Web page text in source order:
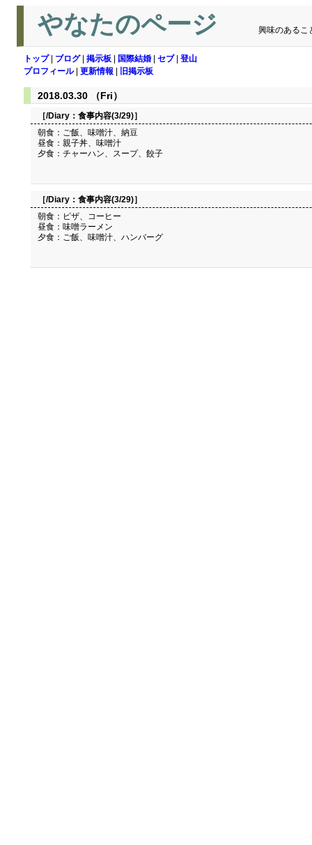
やなたのページ 興味のあるこ
トップ| ブログ| 掲示板 国際結婚 セブ| 登山
プロフィール| 更新情報 旧掲示板
2018.03.30 （Fri）
［/Diary： 食事内容(3/29)］
朝食：ご飯、味噌汁、納豆
昼食：親子丼、味噌汁
夕食：チャーハン、スープ、餃子
［/Diary： 食事内容(3/29)］
朝食：ピザ、コーヒー
昼食：味噌ラーメン
夕食：ご飯、味噌汁、ハンバーグ